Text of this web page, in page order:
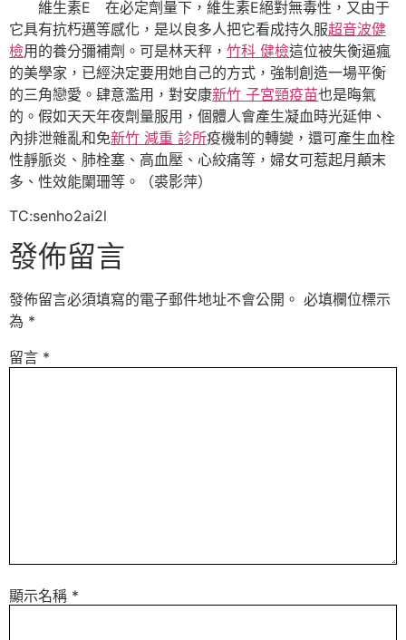
維生素E 在必定劑量下，維生素E絕對無毒性，又由于
它具有抗朽邁等感化，是以良多人把它看成持久服超音波健
檢用的養分彌補劑。可是林天秤， 竹科 健檢這位被失衡逼瘋
的美學家，已經決定要用她自己的方式，強制創造一場平衡
的三角戀愛。肆意濫用，對安康新竹 子宮頸疫苗也是晦氣
的。假如天天年夜劑量服用，個體人會產生凝血時光延伸、
內排泄雜亂和免新竹 減重 診所疫機制的轉變，還可產生血栓
性靜脈炎、肺栓塞、高血壓、心絞痛等，婦女可惹起月顛末
多、性效能闌珊等。（裘影萍）
TC:senho2ai2l
發佈留言
發佈留言必須填寫的電子郵件地址不會公開。 必填欄位標示
為 *
留言 *
顯示名稱 *